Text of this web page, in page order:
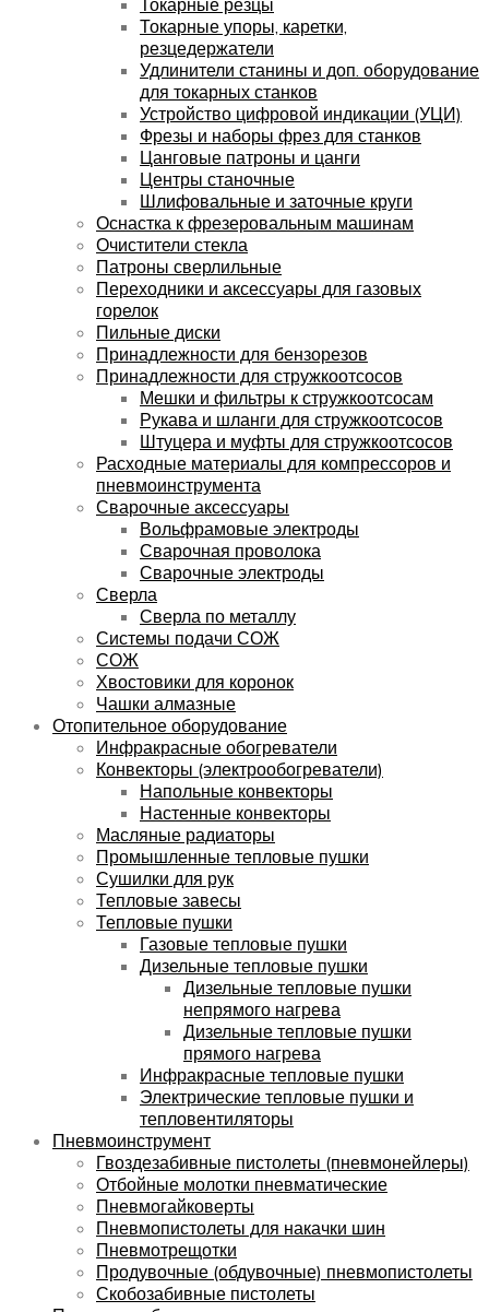
Токарные упоры, каретки,
резцедержатели
Удлинители станины и доп. оборудование
для токарных станков
Устройство цифровой индикации (УЦИ)
Фрезы и наборы фрез для станков
Цанговые патроны и цанги
Центры станочные
Шлифовальные и заточные круги
Оснастка к фрезеровальным машинам
Очистители стекла
Патроны сверлильные
Переходники и аксессуары для газовых
горелок
Пильные диски
Принадлежности для бензорезов
Принадлежности для стружкоотсосов
Мешки и фильтры к стружкоотсосам
Рукава и шланги для стружкоотсосов
Штуцера и муфты для стружкоотсосов
Расходные материалы для компрессоров и
пневмоинструмента
Сварочные аксессуары
Вольфрамовые электроды
Сварочная проволока
Сварочные электроды
Сверла
Сверла по металлу
Системы подачи СОЖ
СОЖ
Хвостовики для коронок
Чашки алмазные
Отопительное оборудование
Инфракрасные обогреватели
Конвекторы (электрообогреватели)
Напольные конвекторы
Настенные конвекторы
Масляные радиаторы
Промышленные тепловые пушки
Сушилки для рук
Тепловые завесы
Тепловые пушки
Газовые тепловые пушки
Дизельные тепловые пушки
Дизельные тепловые пушки
непрямого нагрева
Дизельные тепловые пушки
прямого нагрева
Инфракрасные тепловые пушки
Электрические тепловые пушки и
тепловентиляторы
Пневмоинструмент
Гвоздезабивные пистолеты (пневмонейлеры)
Отбойные молотки пневматические
Пневмогайковерты
Пневмопистолеты для накачки шин
Пневмотрещотки
Продувочные (обдувочные) пневмопистолеты
Скобозабивные пистолеты